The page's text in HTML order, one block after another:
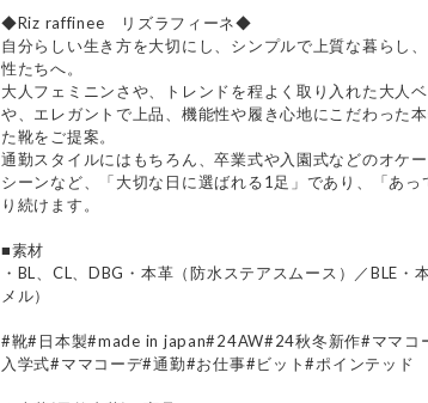
◆Riz raffinee リズラフィーネ◆
自分らしい生き方を大切にし、シンプルで上質な暮らし
性たちへ。
大人フェミニンさや、トレンドを程よく取り入れた大人
や、エレガントで上品、機能性や履き心地にこだわった
た靴をご提案。
通勤スタイルにはもちろん、卒業式や入園式などのオケ
シーンなど、「大切な日に選ばれる1足」であり、「あっ
り続けます。
■素材
・BL、CL、DBG・本革（防水ステアスムース）／BLE・
メル）
#靴#日本製#made in japan#24AW#24秋冬新作#ママコ
入学式#ママコーデ#通勤#お仕事#ビット#ポインテッド